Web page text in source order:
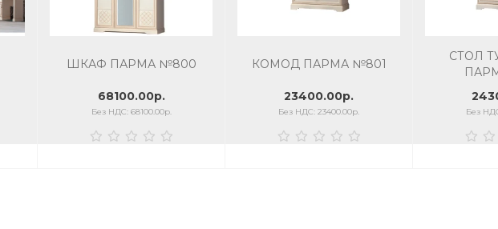
ШКАФ ПАРМА №800
68100.00р.
Без НДС: 68100.00р.
КОМОД ПАРМА №801
23400.00р.
Без НДС: 23400.00р.
СТОЛ
Без